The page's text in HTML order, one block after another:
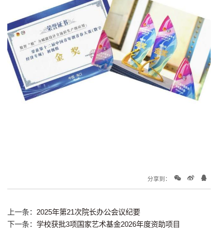
分享到：
上一条： 2025年第21次院长办公会议纪要
下一条： 学校获批3项国家艺术基金2026年度资助项目